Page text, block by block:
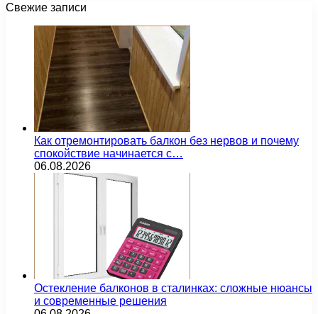
Свежие записи
Как отремонтировать балкон без нервов и почему
спокойствие начинается с…
06.08.2026
Остекление балконов в сталинках: сложные нюансы
и современные решения